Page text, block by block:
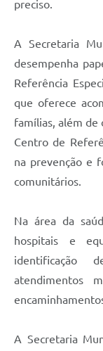
preciso.
A Secretaria
desempenha
Referência
que oferece
famílias, além de
Centro de
na prevenção e
comunitários.
Na área da
hospitais e
identificação
atendimentos
A Secretaria